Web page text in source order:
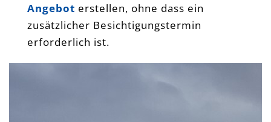
Angebot erstellen, ohne dass ein
zusätzlicher Besichtigungstermin
erforderlich ist.